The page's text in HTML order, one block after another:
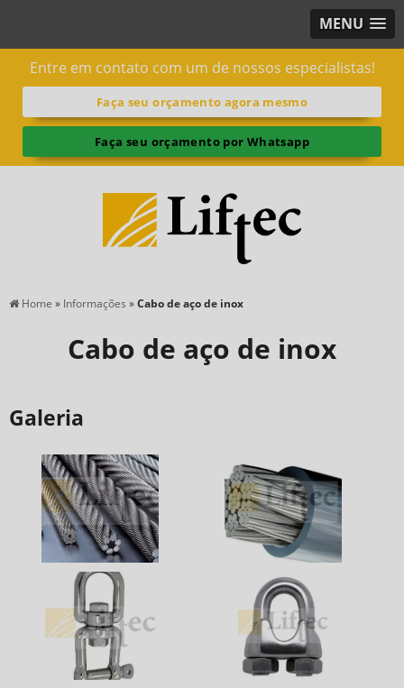
MENU
Entre em contato com um de nossos especialistas!
Faça seu orçamento agora mesmo
Faça seu orçamento por Whatsapp
Home » Informações »Cabo de aço de inox
Cabo de aço de inox
Galeria